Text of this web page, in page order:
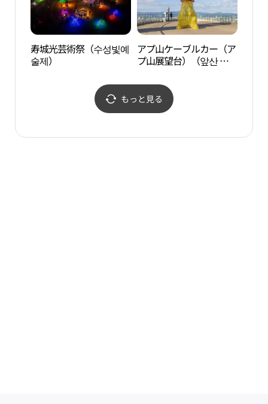
寿城光芸術祭（수성빛예
술제）
アプ山ケーブルカー（ア
プ山展望台）（앞산 케
대））
もっと見る